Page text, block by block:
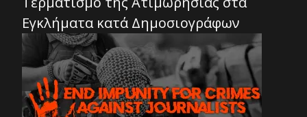
Εγκλήματα κατά Δημοσιογράφων